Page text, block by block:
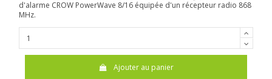
d'alarme CROW PowerWave 8/16 équipée d'un récepteur radio 868
MHz.
Ajouter au panier